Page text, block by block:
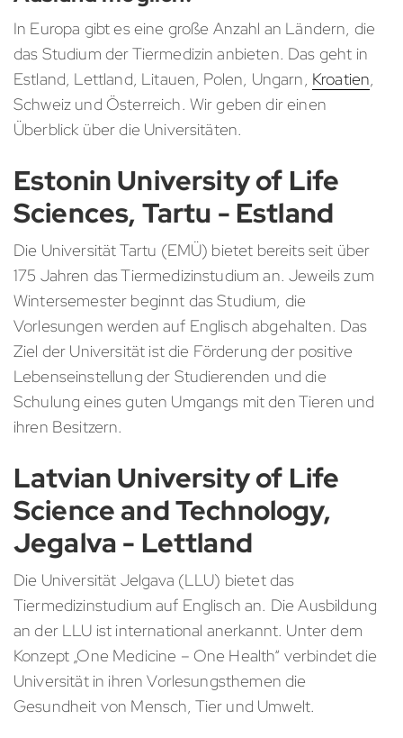
In Europa gibt es eine große Anzahl an Ländern, die
das Studium der Tiermedizin anbieten. Das geht in
Estland, Lettland, Litauen, Polen, Ungarn, Kroatien,
Schweiz und Österreich. Wir geben dir einen
Überblick über die Universitäten.
Estonin University of Life
Sciences, Tartu - Estland
Die Universität Tartu (EMÜ) bietet bereits seit über
175 Jahren das Tiermedizinstudium an. Jeweils zum
Wintersemester beginnt das Studium, die
Vorlesungen werden auf Englisch abgehalten. Das
Ziel der Universität ist die Förderung der positive
Lebenseinstellung der Studierenden und die
Schulung eines guten Umgangs mit den Tieren und
ihren Besitzern.
Latvian University of Life
Science and Technology,
Jegalva - Lettland
Die Universität Jelgava (LLU) bietet das
Tiermedizinstudium auf Englisch an. Die Ausbildung
an der LLU ist international anerkannt. Unter dem
Konzept „One Medicine – One Health“ verbindet die
Universität in ihren Vorlesungsthemen die
Gesundheit von Mensch, Tier und Umwelt.